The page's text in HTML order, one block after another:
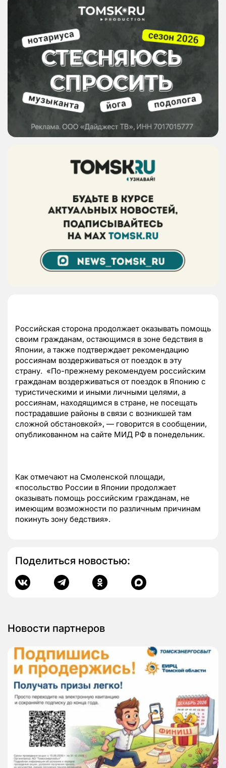
Российская сторона продолжает оказывать помощь
своим гражданам, остающимся в зоне бедствия в
Японии, а также подтверждает рекомендацию
россиянам воздерживаться от поездок в эту
страну. «По-прежнему рекомендуем российским
гражданам воздерживаться от поездок в Японию с
туристическими и иными личными целями, а
россиянам, находящимся в стране, не посещать
пострадавшие районы в связи с возникшей там
сложной обстановкой», — говорится в сообщении,
опубликованном на сайте МИД РФ в понедельник.
Как отмечают на Смоленской площади,
«посольство России в Японии продолжает
оказывать помощь российским гражданам, не
имеющим возможности по различным причинам
покинуть зону бедствия».
Поделиться новостью:
Новости партнеров